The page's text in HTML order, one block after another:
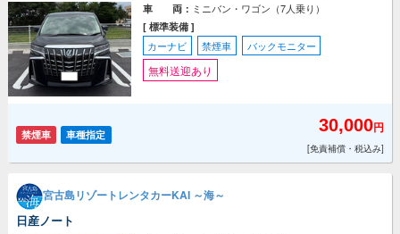
車 両： ミニバン・ワゴン（7人乗り）
[ 標準装備 ]
カーナビ 禁煙車 バックモニター
無料送迎あり
禁煙車 車種指定 30,000円
[免責補償・税込み]
宮古島リゾートレンタカーKAI ～海～
日産ノート